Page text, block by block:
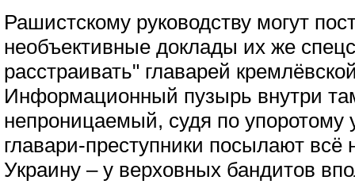
Рашистскому руководству могут
необъективные доклады их же
расстраивать" главарей
Информационный пузырь внутри
непроницаемый, судя по упоротому
главари-преступники посылают всё
Украину – у верховных бандитов